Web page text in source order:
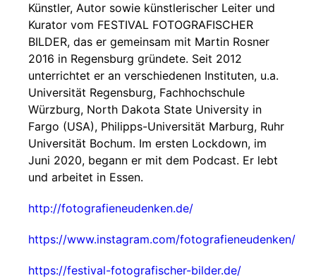
Künstler, Autor sowie künstlerischer Leiter und
Kurator vom FESTIVAL FOTOGRAFISCHER
BILDER, das er gemeinsam mit Martin Rosner
2016 in Regensburg gründete. Seit 2012
unterrichtet er an verschiedenen Instituten, u.a.
Universität Regensburg, Fachhochschule
Würzburg, North Dakota State University in
Fargo (USA), Philipps-Universität Marburg, Ruhr
Universität Bochum. Im ersten Lockdown, im
Juni 2020, begann er mit dem Podcast. Er lebt
und arbeitet in Essen.
http://fotografieneudenken.de/
https://www.instagram.com/fotografieneudenken/
https://festival-fotografischer-bilder.de/